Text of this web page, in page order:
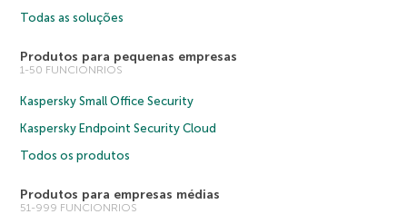
Todas as soluções
Produtos para pequenas empresas
1-50 FUNCIONRIOS
Kaspersky Small Office Security
Kaspersky Endpoint Security Cloud
Todos os produtos
Produtos para empresas médias
51-999 FUNCIONRIOS